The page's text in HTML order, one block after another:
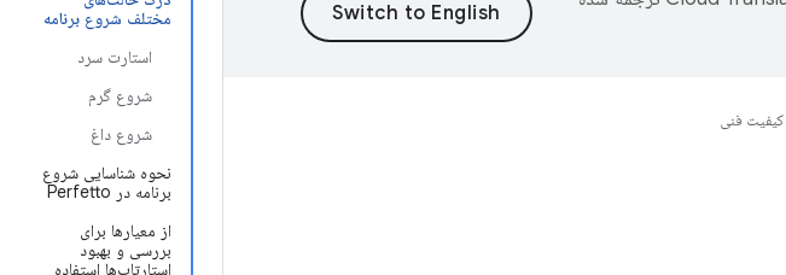
مختلف شروع برنامه
استارت سرد
شروع گرم
شروع داغ
نحوه شناسایی شروع
برنامه در Perfetto
از معیارها برای
بررسی و بهبود
استارتاپ‌ها استفاده
کیفیت فنی